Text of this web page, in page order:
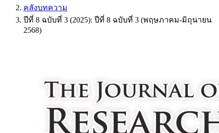
คลังบทความ
ปีที่ 8 ฉบับที่ 3 (2025): ปีที่ 8 ฉบับที่ 3 (พฤษภาคม-มิถุนายน
2568)